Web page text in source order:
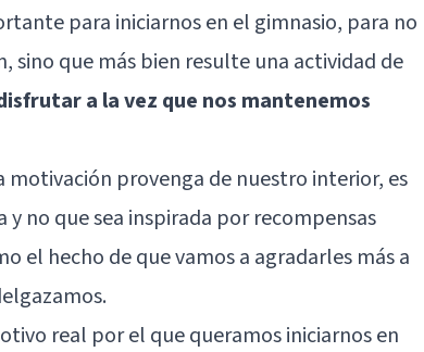
para iniciarnos en el gimnasio, para no
sino que más bien resulte una actividad de
a la vez que nos mantenemos
provenga de nuestro interior, es
no que sea inspirada por recompensas
el hecho de que vamos a agradarles más a
real por el que queramos iniciarnos en